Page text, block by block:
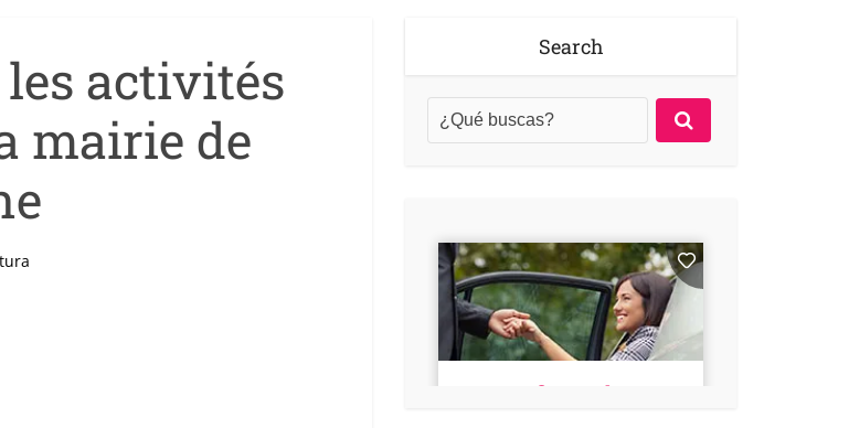
les activités
mairie de
Search